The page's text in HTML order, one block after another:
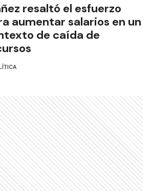
resaltó el esfuerzo
aumentar salarios en un
de caída de